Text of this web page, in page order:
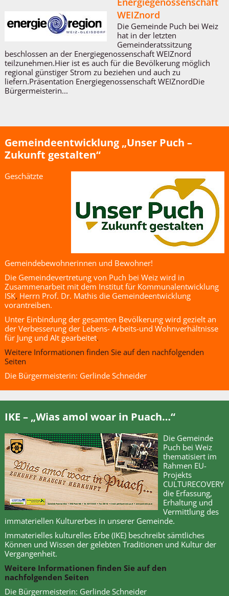
WEIZnord
Die Gemeinde Puch bei Weiz
hat in der letzten
Gemeinderatssitzung
beschlossen an der Energiegenossenschaft WEIZnord
teilzunehmen.Hier ist es auch für die Bevölkerung möglich
regional günstiger Strom zu beziehen und auch zu
liefern.Präsentation Energiegenossenschaft WEIZnordDie
Bürgermeisterin...
Gemeindeentwicklung „Unser Puch –
Zukunft gestalten“
Geschätzte
Gemeindebewohnerinnen und Bewohner!
Die Gemeindevertretung von Puch bei Weiz wird in
Zusammenarbeit mit dem Institut für Kommunalentwicklung
ISK, Herrn Prof. Dr. Mathis die Gemeindeentwicklung
vorantreiben.
Unter Einbindung der gesamten Bevölkerung wird gezielt an
der Verbesserung der Lebens- Arbeits-und Wohnverhältnisse
für Jung und Alt gearbeitet.
Weitere Informationen finden Sie auf den nachfolgenden
Seiten
Die Bürgermeisterin: Gerlinde Schneider
IKE – „Wias amol woar in Puach…“
Die Gemeinde
Puch bei Weiz
thematisiert im
Rahmen EU-
Projekts
CULTURECOVERY
die Erfassung,
Erhaltung und
Vermittlung des
immateriellen Kulturerbes in unserer Gemeinde.
Immaterielles kulturelles Erbe (IKE) beschreibt sämtliches
Können und Wissen der gelebten Traditionen und Kultur der
Vergangenheit.
Weitere Informationen finden Sie auf den
nachfolgenden Seiten
Die Bürgermeisterin: Gerlinde Schneider